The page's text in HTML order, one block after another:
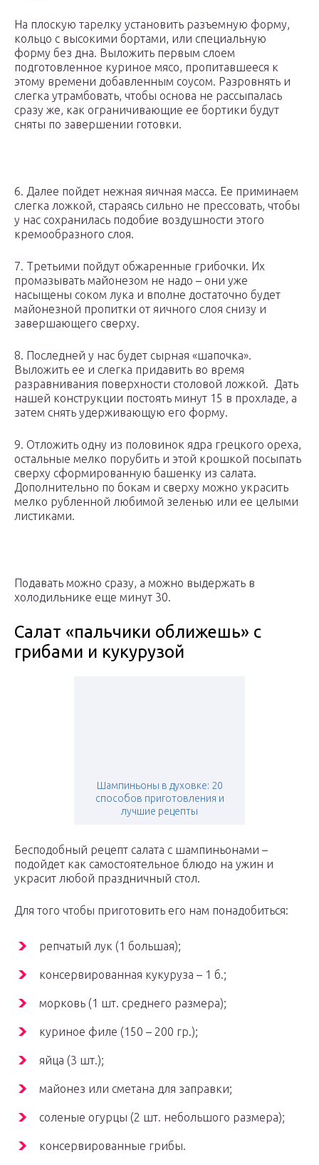
На плоскую тарелку установить разъемную форму,
кольцо с высокими бортами, или специальную
форму без дна. Выложить первым слоем
подготовленное куриное мясо, пропитавшееся к
этому времени добавленным соусом. Разровнять и
слегка утрамбовать, чтобы основа не рассыпалась
сразу же, как ограничивающие ее бортики будут
сняты по завершении готовки.
6. Далее пойдет нежная яичная масса. Ее приминаем
слегка ложкой, стараясь сильно не прессовать, чтобы
у нас сохранилась подобие воздушности этого
кремообразного слоя.
7. Третьими пойдут обжаренные грибочки. Их
промазывать майонезом не надо – они уже
насыщены соком лука и вполне достаточно будет
майонезной пропитки от яичного слоя снизу и
завершающего сверху.
8. Последней у нас будет сырная «шапочка».
Выложить ее и слегка придавить во время
разравнивания поверхности столовой ложкой. Дать
нашей конструкции постоять минут 15 в прохладе, а
затем снять удерживающую его форму.
9. Отложить одну из половинок ядра грецкого ореха,
остальные мелко порубить и этой крошкой посыпать
сверху сформированную башенку из салата.
Дополнительно по бокам и сверху можно украсить
мелко рубленной любимой зеленью или ее целыми
листиками.
Подавать можно сразу, а можно выдержать в
холодильнике еще минут 30.
Салат «пальчики оближешь» с
грибами и кукурузой
Шампиньоны в духовке: 20
способов приготовления и
лучшие рецепты
Бесподобный рецепт салата с шампиньонами –
подойдет как самостоятельное блюдо на ужин и
украсит любой праздничный стол.
Для того чтобы приготовить его нам понадобиться:
репчатый лук (1 большая);
консервированная кукуруза – 1 б.;
морковь (1 шт. среднего размера);
куриное филе (150 – 200 гр.);
яйца (3 шт.);
майонез или сметана для заправки;
соленые огурцы (2 шт. небольшого размера);
консервированные грибы.